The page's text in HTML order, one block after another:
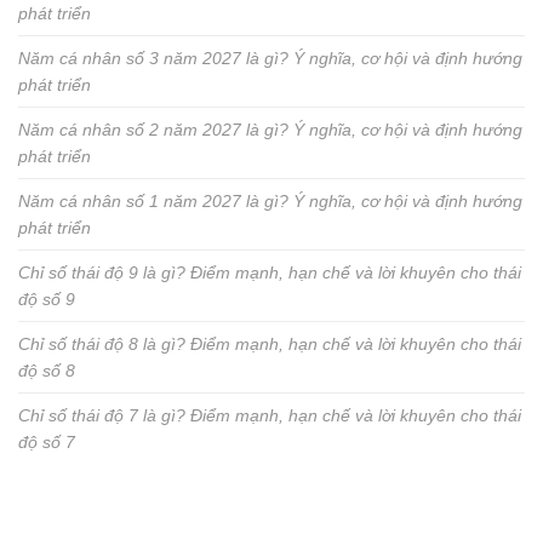
phát triển
Năm cá nhân số 3 năm 2027 là gì? Ý nghĩa, cơ hội và định hướng
phát triển
Năm cá nhân số 2 năm 2027 là gì? Ý nghĩa, cơ hội và định hướng
phát triển
Năm cá nhân số 1 năm 2027 là gì? Ý nghĩa, cơ hội và định hướng
phát triển
Chỉ số thái độ 9 là gì? Điểm mạnh, hạn chế và lời khuyên cho thái
độ số 9
Chỉ số thái độ 8 là gì? Điểm mạnh, hạn chế và lời khuyên cho thái
độ số 8
Chỉ số thái độ 7 là gì? Điểm mạnh, hạn chế và lời khuyên cho thái
độ số 7